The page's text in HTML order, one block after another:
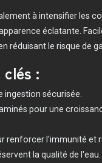
à intensifier les
éclatante.
réduisant le risque de
:
ingestion sécurisée.
pour une
renforcer l'immunité et
la qualité de l'eau.